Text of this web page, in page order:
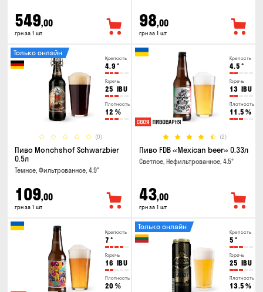
549,00
грн за 1 шт
98,00
грн за 1 шт
Крепость
4.9 °
Горечь
25 IBU
Плотность
12 %
(0)
Только онлайн
Пиво Monchshof Schwarzbier
0.5л
Темное, Фильтрованное, 4.9°
109,00
грн за 1 шт
Крепость
4.5 °
Горечь
13 IBU
Плотность
11.5 %
(2)
Пиво FDB «Mexican beer» 0.33л
Светлое, Нефильтрованное, 4.5°
43,00
грн за 1 шт
Крепость
7 °
Горечь
16 IBU
Плотность
20 %
Крепость
5 °
Горечь
25 IBU
Плотность
13.5 %
Только онлайн